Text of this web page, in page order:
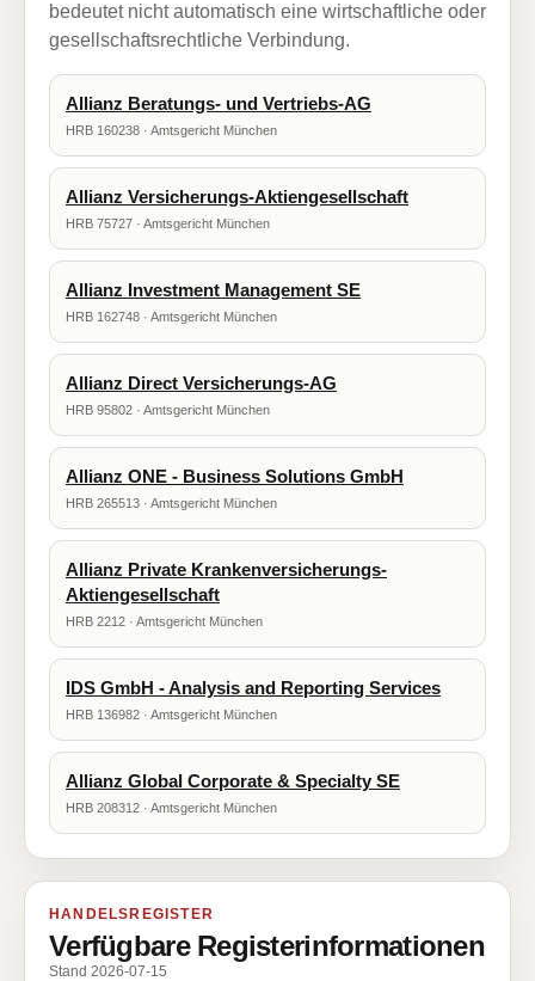
bedeutet nicht automatisch eine wirtschaftliche oder
gesellschaftsrechtliche Verbindung.
Allianz Beratungs- und Vertriebs-AG
HRB 160238 · Amtsgericht München
Allianz Versicherungs-Aktiengesellschaft
HRB 75727 · Amtsgericht München
Allianz Investment Management SE
HRB 162748 · Amtsgericht München
Allianz Direct Versicherungs-AG
HRB 95802 · Amtsgericht München
Allianz ONE - Business Solutions GmbH
HRB 265513 · Amtsgericht München
Allianz Private Krankenversicherungs-
Aktiengesellschaft
HRB 2212 · Amtsgericht München
IDS GmbH - Analysis and Reporting Services
HRB 136982 · Amtsgericht München
Allianz Global Corporate & Specialty SE
HRB 208312 · Amtsgericht München
HANDELSREGISTER
Verfügbare Registerinformationen
Stand 2026-07-15